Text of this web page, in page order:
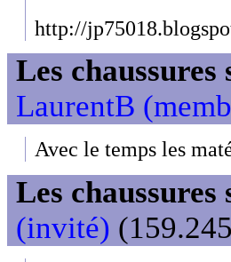
http://
Les
LaurentB
Avec le temps les
Les
(invité)